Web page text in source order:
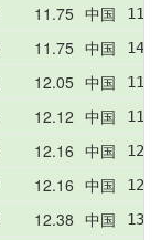
11.75 中国
11.75 中国
12.05 中国
12.12 中国
12.16 中国
12.16 中国
12.38 中国